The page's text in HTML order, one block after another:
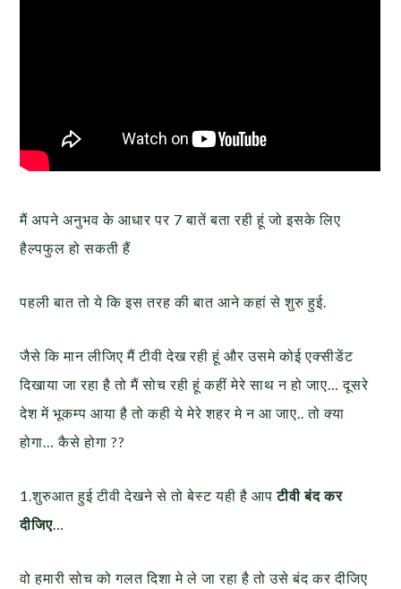
मैं अपने अनुभव के आधार पर 7 बातें बता रही हूं जो इसके लिए
हैल्पफुल हो सकती हैं
पहली बात तो ये कि इस तरह की बात आने कहां से शुरु हुई.
जैसे कि मान लीजिए मैं टीवी देख रही हूं और उसमे कोई एक्सीडेंट
दिखाया जा रहा है तो मैं सोच रही हूं कहीं मेरे साथ न हो जाए… दूसरे
देश में भूकम्प आया है तो कही ये मेरे शहर मे न आ जाए.. तो क्या
होगा… कैसे होगा ??
1.शुरुआत हुई टीवी देखने से तो बेस्ट यही है आपटीवी बंद कर
दीजिए
वो हमारी सोच को गलत दिशा मे ले जा रहा है तो उसे बंद कर दीजिए